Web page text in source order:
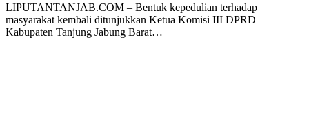
LIPUTANTANJAB.COM – Bentuk kepedulian terhadap
masyarakat kembali ditunjukkan Ketua Komisi III DPRD
Kabupaten Tanjung Jabung Barat…